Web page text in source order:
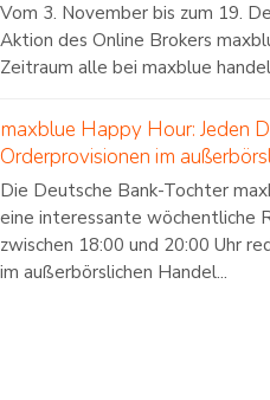
Vom 3. November bis zum 19.
Aktion des Online Brokers
Zeitraum alle bei maxblue
maxblue Happy Hour: Jeden
Orderprovisionen im
Die Deutsche Bank-Tochter
eine interessante wöchentliche
zwischen 18:00 und 20:00 Uhr
im außerbörslichen Handel...